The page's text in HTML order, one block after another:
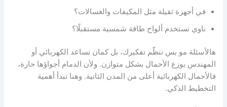
في أجهزة ثقيلة مثل المكيفات والغسالات؟
ناوي تستخدم ألواح طاقة شمسية مستقبلًا؟
هالأسئلة مو بس تنظّم تفكيرك، بل كمان تساعد الكهربائي أو
المهندس يوزع الأحمال بشكل متوازن. ولأن الدمام أجواؤها حارة،
فالأحمال الكهربائية أعلى من المدن الثانية. وهنا تبدأ أهمية
التخطيط الذكي.